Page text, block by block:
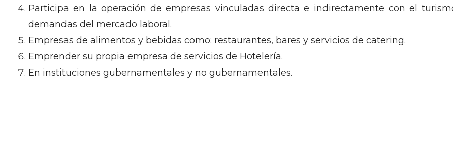
Participa en la operación de empresas vinculadas directa e indirectamente con el
demandas del mercado laboral.
Empresas de alimentos y bebidas como: restaurantes, bares y servicios de catering.
Emprender su propia empresa de servicios de Hotelería.
En instituciones gubernamentales y no gubernamentales.